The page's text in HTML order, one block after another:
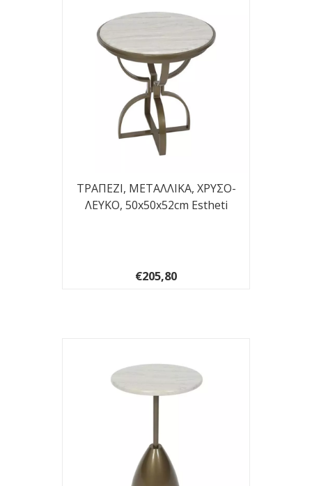
ΤΡΑΠΕΖΙ, ΜΕΤΑΛΛΙΚΑ, ΧΡΥΣΟ-
ΛΕΥΚΟ, 50x50x52cm Estheti
€205,80